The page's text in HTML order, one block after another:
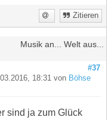
Zitieren
Musik an... Welt aus...
#37
18:31 von Böhse
sind ja zum Glück